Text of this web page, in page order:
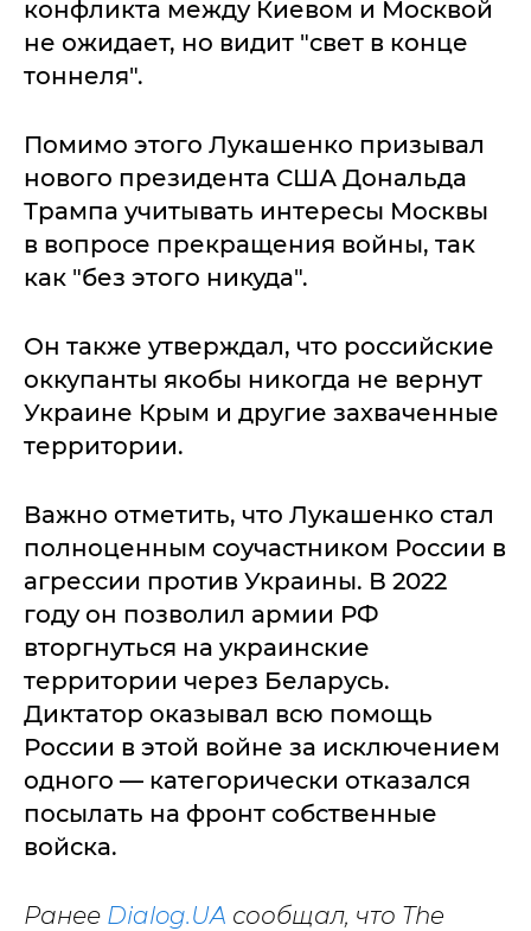
конфликта между Киевом и Москвой
не ожидает, но видит "свет в конце
тоннеля".
Помимо этого Лукашенко призывал
нового президента США Дональда
Трампа учитывать интересы Москвы
в вопросе прекращения войны, так
как "без этого никуда".
Он также утверждал, что российские
оккупанты якобы никогда не вернут
Украине Крым и другие захваченные
территории.
Важно отметить, что Лукашенко стал
полноценным соучастником России в
агрессии против Украины. В 2022
году он позволил армии РФ
вторгнуться на украинские
территории через Беларусь.
Диктатор оказывал всю помощь
России в этой войне за исключением
одного — категорически отказался
посылать на фронт собственные
войска.
Ранее Dialog.UA сообщал, что The